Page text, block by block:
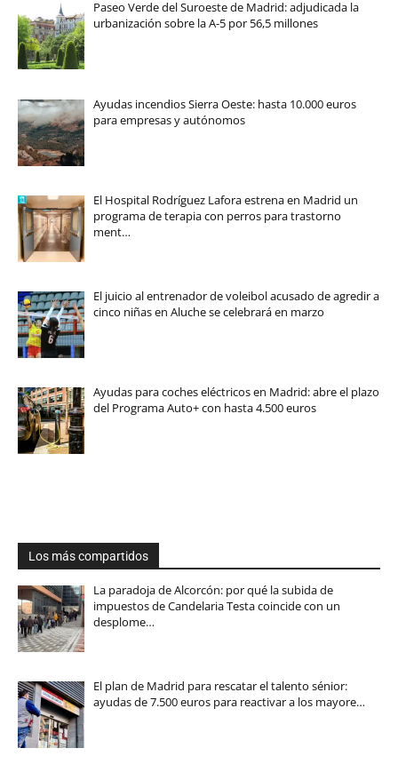
Paseo Verde del Suroeste de Madrid: adjudicada la
urbanización sobre la A-5 por 56,5 millones
Ayudas incendios Sierra Oeste: hasta 10.000 euros
para empresas y autónomos
El Hospital Rodríguez Lafora estrena en Madrid un
programa de terapia con perros para trastorno
ment…
El juicio al entrenador de voleibol acusado de agredir a
cinco niñas en Aluche se celebrará en marzo
Ayudas para coches eléctricos en Madrid: abre el plazo
del Programa Auto+ con hasta 4.500 euros
Los más compartidos
La paradoja de Alcorcón: por qué la subida de
impuestos de Candelaria Testa coincide con un
desplome…
El plan de Madrid para rescatar el talento sénior:
ayudas de 7.500 euros para reactivar a los mayore…